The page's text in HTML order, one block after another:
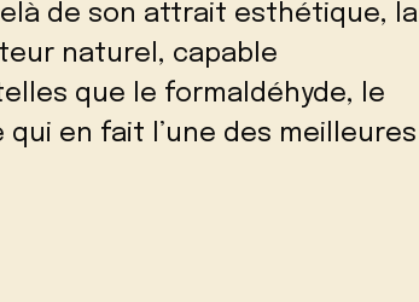
de son attrait esthétique, la
naturel, capable
que le formaldéhyde, le
en fait l’une des meilleures